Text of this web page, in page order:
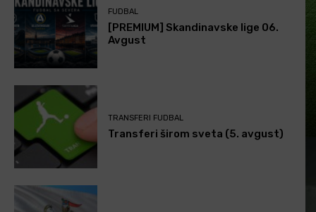
FUDBAL
[PREMIUM] Skandinavske lige 06.
Avgust
TRANSFERI FUDBAL
Transferi širom sveta (5. avgust)